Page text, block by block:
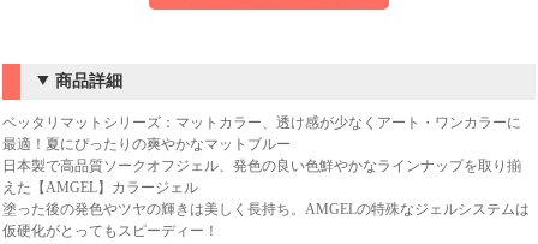
商品詳細
ベッタリマットシリーズ：マットカラー、透け感が少なくアート・ワンカラーに
最適！夏にぴったりの爽やかなマットブルー
日本製で高品質ソークオフジェル、発色の良い色鮮やかなラインナップを取り揃
えた【AMGEL】カラージェル
塗った後の発色やツヤの輝きは美しく長持ち。AMGELの特殊なジェルシステムは
仮硬化がとってもスピーディー！